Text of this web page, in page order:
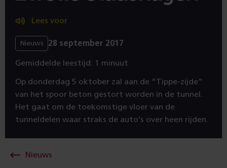
Lees voor
Nieuws 28 september 2017
Gemiddelde leestijd: 1 minuut
Op donderdag 5 oktober zal aan de “Tippe-zijde”
van het spoor beton gestort worden in de tunnel.
Het gaat om de toekomstige vloer van de
tunneldelen waar straks de auto’s over heen rijden.
Nieuws